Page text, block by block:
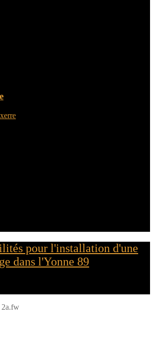
pour l'installation d'une
dans l'Yonne 89